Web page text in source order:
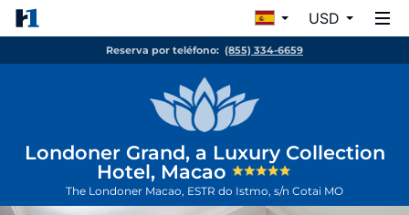
USD
Reserva por teléfono: (855) 334-6659
Londoner Grand, a Luxury Collection
Hotel, Macao
The Londoner Macao, ESTR do Istmo, s/n Cotai MO